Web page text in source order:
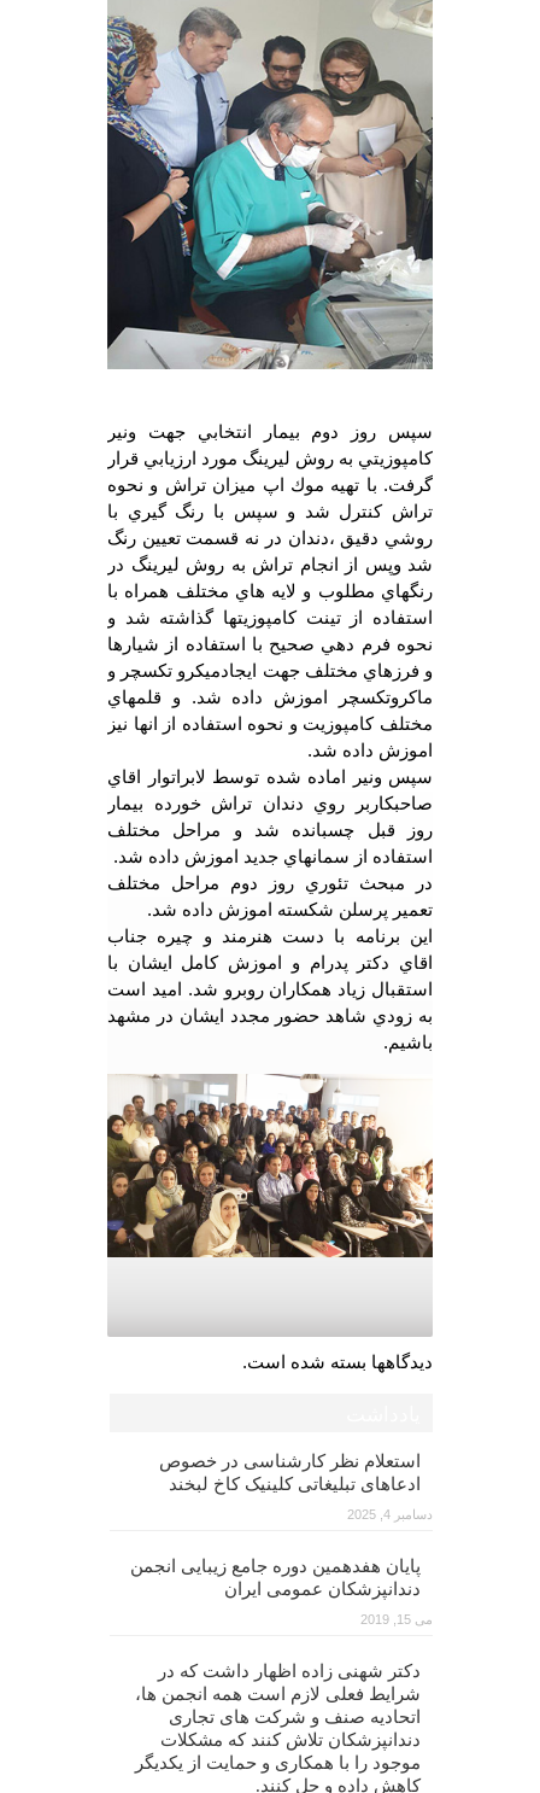
سپس روز دوم بيمار انتخابي جهت ونير
كامپوزيتي به روش ليرينگ مورد ارزيابي قرار
گرفت. با تهيه موك اپ ميزان تراش و نحوه
تراش كنترل شد و سپس با رنگ گيري با
روشي دقيق ،دندان در نه قسمت تعيين رنگ
شد وپس از انجام تراش به روش ليرينگ در
رنگهاي مطلوب و لايه هاي مختلف همراه با
استفاده از تينت كامپوزيتها گذاشته شد و
نحوه فرم دهي صحيح با استفاده از شيارها
و فرزهاي مختلف جهت ايجادميكرو تكسچر و
ماكروتكسچر اموزش داده شد. و قلمهاي
مختلف كامپوزيت و نحوه استفاده از انها نيز
اموزش داده شد.
سپس ونير اماده شده توسط لابراتوار اقاي
صاحبكاربر روي دندان تراش خورده بيمار
روز قبل چسبانده شد و مراحل مختلف
استفاده از سمانهاي جديد اموزش داده شد.
در مبحث تئوري روز دوم مراحل مختلف
تعمير پرسلن شكسته اموزش داده شد.
اين برنامه با دست هنرمند و چيره جناب
اقاي دكتر پدرام و اموزش كامل ايشان با
استقبال زياد همكاران روبرو شد. اميد است
به زودي شاهد حضور مجدد ايشان در مشهد
باشيم.
دیدگاهها بسته شده است.
استعلام نظر کارشناسی در خصوص
ادعاهای تبلیغاتی کلینیک کاخ لبخند
دسامبر 4, 2025
پایان هفدهمین دوره جامع زیبایی انجمن
دندانپزشکان عمومی ایران
می 15, 2019
دکتر شهنی زاده اظهار داشت که در
شرایط فعلی لازم است همه انجمن ها،
اتحادیه صنف و شرکت های تجاری
دندانپزشکان تلاش کنند که مشکلات
موجود را با همکاری و حمایت از یکدیگر
کاهش داده و حل کنند.